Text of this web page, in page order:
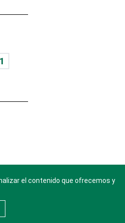
el contenido que ofrecemos y